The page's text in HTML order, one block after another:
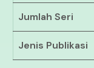
Jumlah Seri
Jenis Publikasi